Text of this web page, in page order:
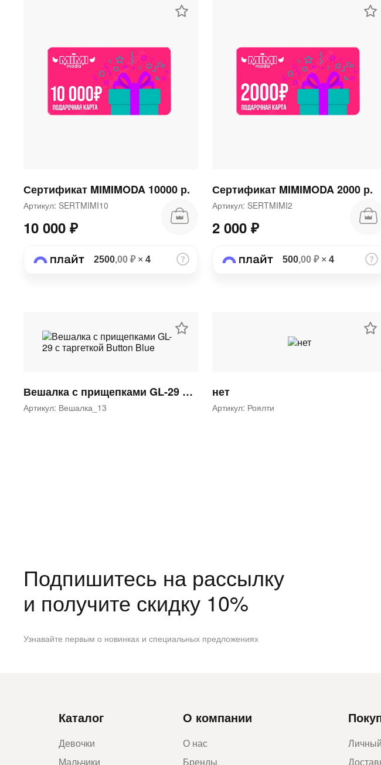
Сертификат MIMIMODA 10000 р.
Артикул: SERTMIMI10
10 000 ₽
2500,00 ₽× 4
Сертификат MIMIMODA 2000 р.
Артикул: SERTMIMI2
2 000 ₽
500,00 ₽× 4
Вешалка с прищепками GL-29 с таргеткой Button Blue
Артикул: Вешалка_13
нет
Артикул: Роялти
Подпишитесь на рассылку
и получите скидку 10%
Узнавайте первым о новинках и специальных предложениях
Каталог
Девочки
Мальчики
О компании
О нас
Бренды